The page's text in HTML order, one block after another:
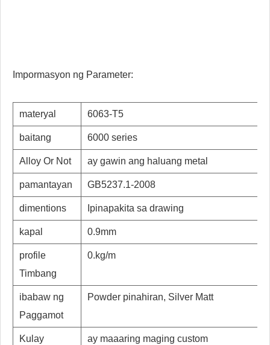
Impormasyon ng Parameter:
materyal 6063-T5
baitang 6000 series
Alloy Or Not ay gawin ang haluang metal
pamantayan GB5237.1-2008
dimentions Ipinapakita sa drawing
kapal 0.9mm
profile
Timbang
0.kg/m
ibabaw ng
Paggamot
Powder pinahiran, Silver Matt
Kulay ay maaaring maging custom